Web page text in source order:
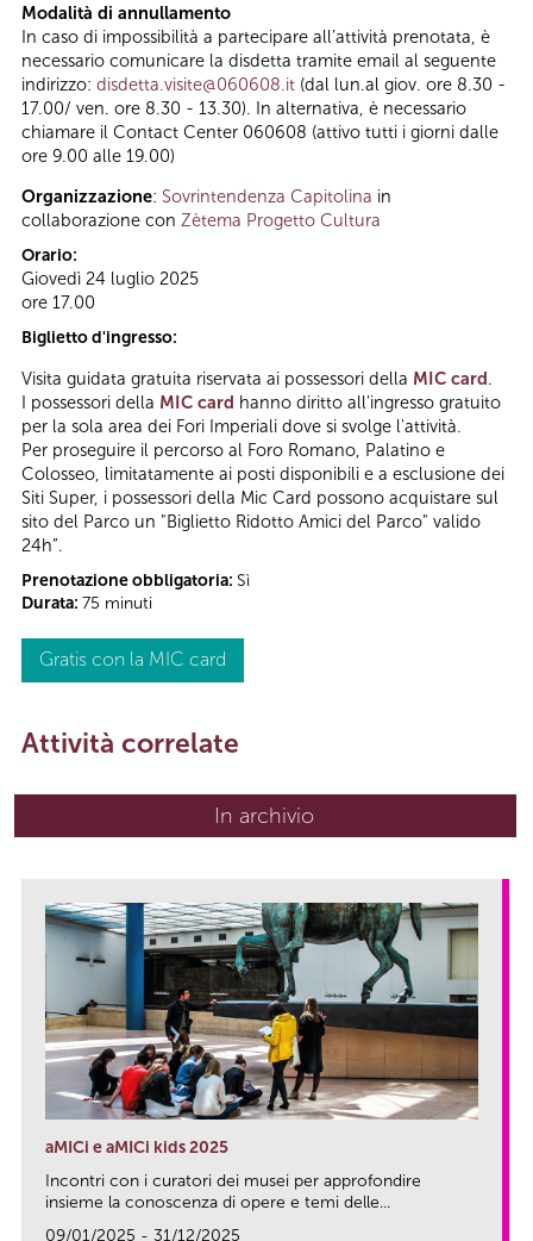
Modalità di annullamento
In caso di impossibilità a partecipare all’attività prenotata, è
necessario comunicare la disdetta tramite email al seguente
indirizzo: disdetta.visite@060608.it (dal lun.al giov. ore 8.30 -
17.00/ ven. ore 8.30 - 13.30). In alternativa, è necessario
chiamare il Contact Center 060608 (attivo tutti i giorni dalle
ore 9.00 alle 19.00)
Organizzazione: Sovrintendenza Capitolina in
collaborazione con Zètema Progetto Cultura
Orario:
Giovedì 24 luglio 2025
ore 17.00
Biglietto d'ingresso:
Visita guidata gratuita riservata ai possessori della MIC card.
I possessori della MIC card hanno diritto all'ingresso gratuito
per la sola area dei Fori Imperiali dove si svolge l'attività.
Per proseguire il percorso al Foro Romano, Palatino e
Colosseo, limitatamente ai posti disponibili e a esclusione dei
Siti Super, i possessori della Mic Card possono acquistare sul
sito del Parco un "Biglietto Ridotto Amici del Parco" valido
24h”.
Prenotazione obbligatoria: Sì
Durata: 75 minuti
Gratis con la MIC card
Attività correlate
In archivio
aMICi e aMICi kids 2025
Incontri con i curatori dei musei per approfondire
insieme la conoscenza di opere e temi delle...
09/01/2025 - 31/12/2025